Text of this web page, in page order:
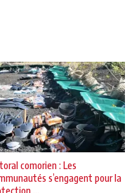
comorien : Les
s’engagent pour la
...